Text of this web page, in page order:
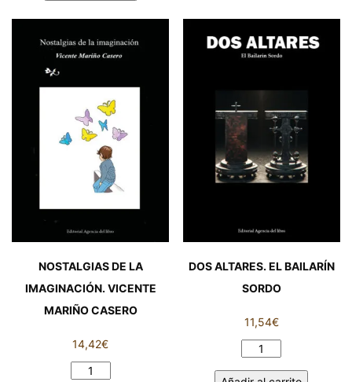
JORGE
MARRERO
cantidad
cantidad
NOSTALGIAS DE LA
IMAGINACIÓN. VICENTE
MARIÑO CASERO
14,42€
NOSTALGIAS
DOS ALTARES. EL BAILARÍN
SORDO
11,54€
DOS